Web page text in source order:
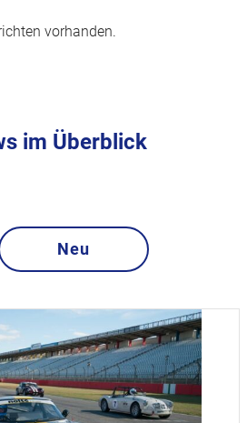
vorhanden.
im Überblick
Neu